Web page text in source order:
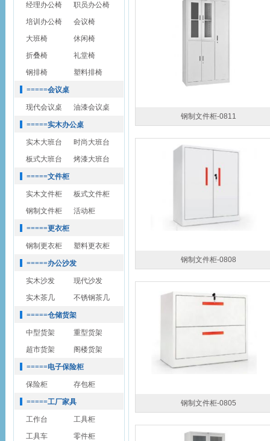
经理办公椅
职员办公椅
培训办公椅
会议椅
大班椅
休闲椅
折叠椅
礼堂椅
钢排椅
塑料排椅
=====会议桌
现代会议桌 油漆会议桌
=====实木办公桌
实木大班台
时尚大班台
板式大班台
烤漆大班台
=====文件柜
实木文件柜
板式文件柜
钢制文件柜
活动柜
=====更衣柜
钢制更衣柜 塑料更衣柜
=====办公沙发
实木沙发
现代沙发
实木茶几
不锈钢茶几
=====仓储货架
中型货架
重型货架
超市货架
阁楼货架
=====电子保险柜
保险柜 存包柜
=====工厂家具
工作台
工具柜
工具车
零件柜
钢制文件柜-0811
钢制文件柜-0808
钢制文件柜-0805